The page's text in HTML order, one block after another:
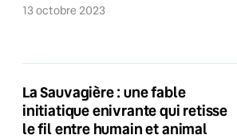
13 octobre 2023
La Sauvagière : une fable
initiatique enivrante qui retisse
le fil entre humain et animal